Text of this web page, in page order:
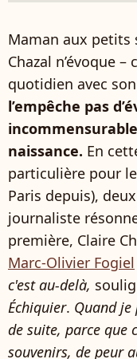
Maman aux petits
Chazal n’évoque
quotidien avec
l’empêche pas
naissance. En
particulière pour
Paris depuis),
journaliste
première, Claire
Marc-Olivier Fogiel
c'est au-delà,
Échiquier. Quand je
de suite, parce que
souvenirs, de peur